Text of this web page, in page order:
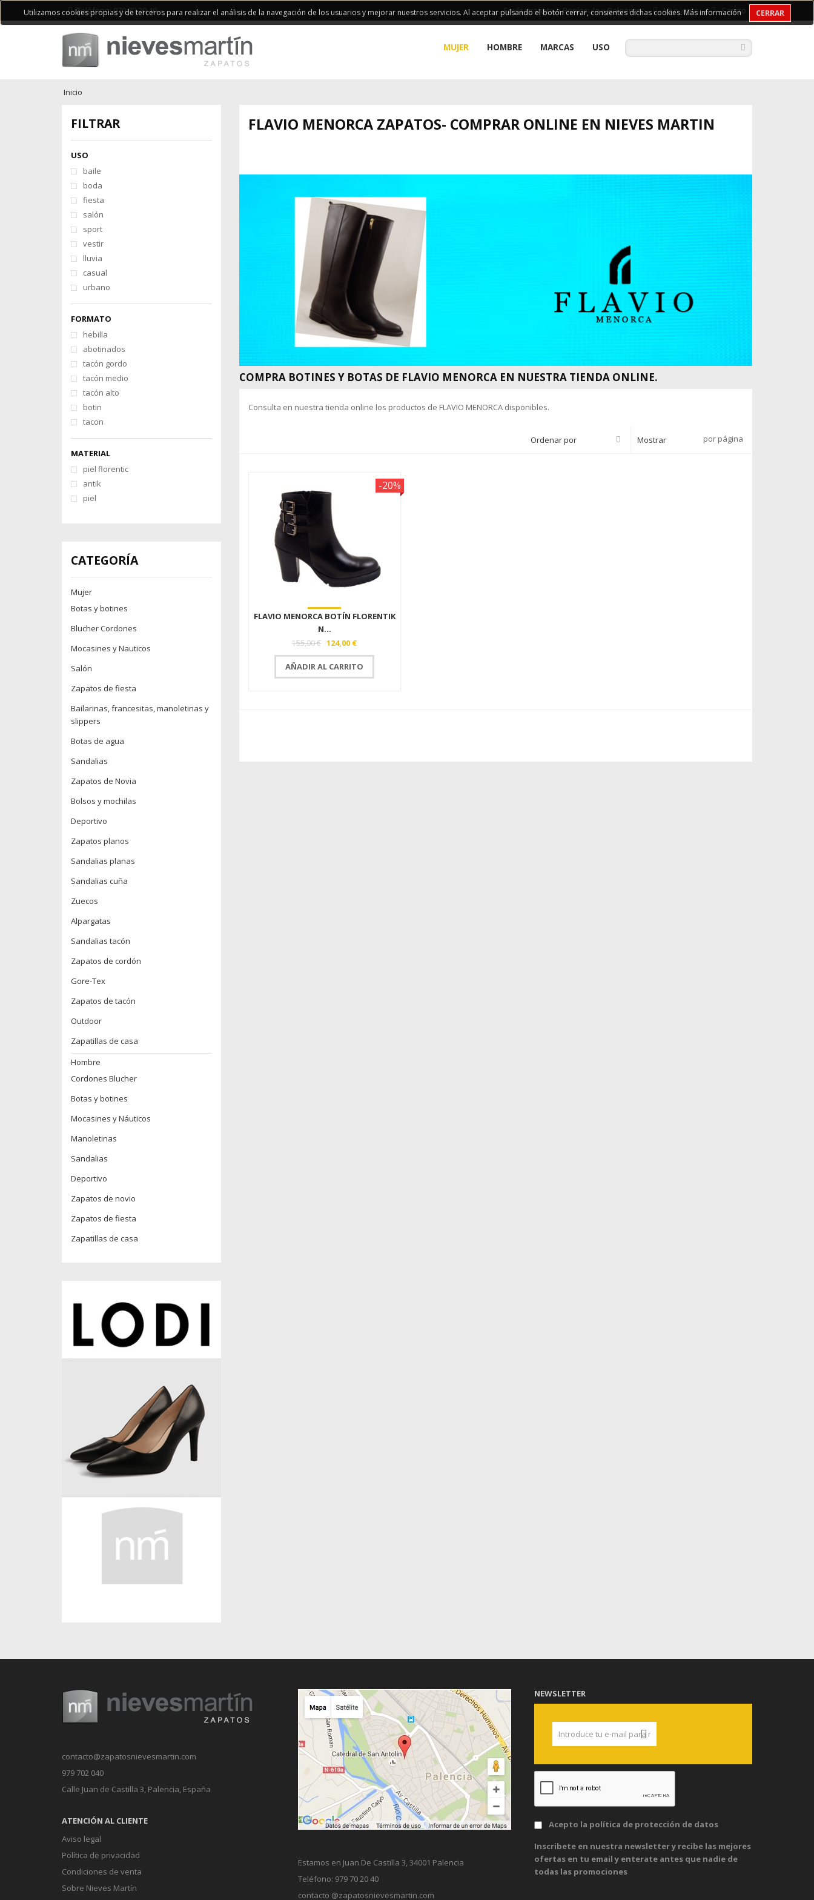
Utilizamos cookies propias y de terceros para realizar el análisis de la navegación de los usuarios y mejorar nuestros servicios. Al aceptar pulsando el botón cerrar, consientes dichas cookies.Más información CERRAR
Teléfono: 979 70 20 40 Envío gratuito a Península y Baleares Mi cuenta Carrito
MUJER HOMBRE MARCAS USO
Inicio
FILTRAR
USO
baile
boda
fiesta
salón
sport
vestir
lluvia
casual
urbano
FORMATO
hebilla
abotinados
tacón gordo
tacón medio
tacón alto
botin
tacon
MATERIAL
piel florentic
antik
piel
CATEGORÍA
Mujer
Botas y botines
Blucher Cordones
Mocasines y Nauticos
Salón
Zapatos de fiesta
Bailarinas, francesitas, manoletinas y
slippers
Botas de agua
Sandalias
Zapatos de Novia
Bolsos y mochilas
Deportivo
Zapatos planos
Sandalias planas
Sandalias cuña
Zuecos
Alpargatas
Sandalias tacón
Zapatos de cordón
Gore-Tex
Zapatos de tacón
Outdoor
Zapatillas de casa
Hombre
Cordones Blucher
Botas y botines
Mocasines y Náuticos
Manoletinas
Sandalias
Deportivo
Zapatos de novio
Zapatos de fiesta
Zapatillas de casa
FLAVIO MENORCA ZAPATOS- COMPRAR ONLINE EN NIEVES MARTIN
COMPRA BOTINES Y BOTAS DE FLAVIO MENORCA EN NUESTRA TIENDA ONLINE.
Consulta en nuestra tienda online los productos de FLAVIO MENORCA disponibles.
Ordenar por Mostrar por página
-20%
FLAVIO MENORCA BOTÍN FLORENTIK
N...
155,00 € 124,00 €
AÑADIR AL CARRITO
contacto@zapatosnievesmartin.com
979 702 040
Calle Juan de Castilla 3, Palencia, España
ATENCIÓN AL CLIENTE
Aviso legal
Política de privacidad
Condiciones de venta
Sobre Nieves Martín
Estamos en Juan De Castilla 3, 34001 Palencia
Teléfono: 979 70 20 40
contacto @zapatosnievesmartin.com
NEWSLETTER
Acepto la política de protección de datos
Inscribete en nuestra newsletter y recibe las mejores
ofertas en tu email y enterate antes que nadie de
todas las promociones